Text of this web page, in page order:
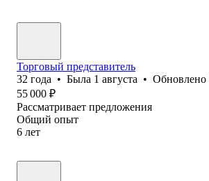
Торговый представитель
32 года • Была 1 августа • Обновлено
55 000 ₽
Рассматривает предложения
Общий опыт
6 лет